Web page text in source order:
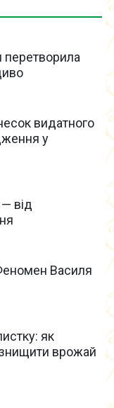
перетворила
видатного
у
від
Василя
як
врожай